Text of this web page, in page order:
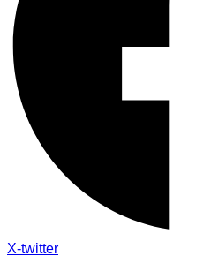
X-twitter